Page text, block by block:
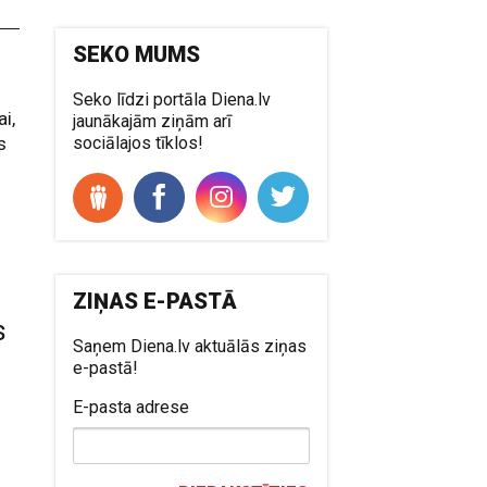
SEKO MUMS
Seko līdzi portāla Diena.lv
jaunākajām ziņām arī
sociālajos tīklos!
ZIŅAS E-PASTĀ
Saņem Diena.lv aktuālās ziņas
e-pastā!
E-pasta adrese